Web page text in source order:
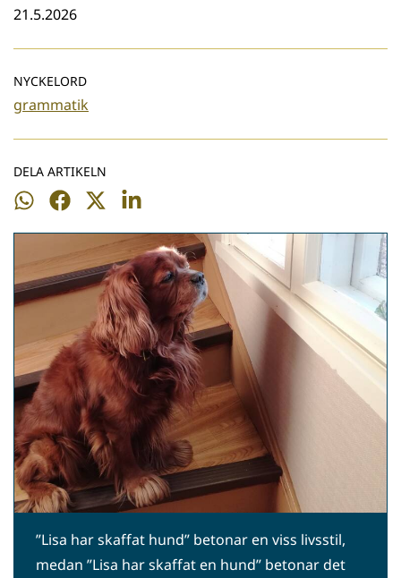
21.5.2026
NYCKELORD
grammatik
DELA ARTIKELN
Dela
Dela
Facebook
Dela
Twitter
Dela
LinkedIn
”Lisa har skaffat hund” betonar en viss livsstil,
medan ”Lisa har skaffat en hund” betonar det